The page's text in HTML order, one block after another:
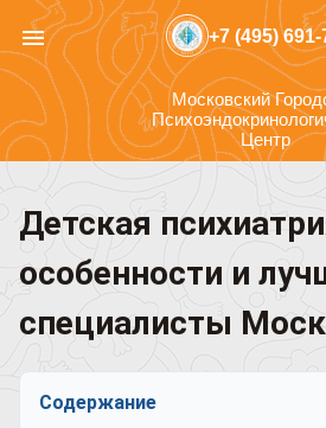
menu +7 (495) 691-
Московский
Центр
Детская
особенности и
специалисты
Содержание